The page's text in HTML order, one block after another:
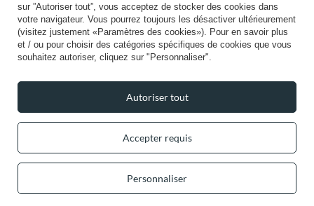
Vous pouvez nous faire confiance
sur ”Autoriser tout”, vous acceptez de stocker des cookies dans
votre navigateur. Vous pourrez toujours les désactiver ultérieurement
(visitez justement «Paramètres des cookies»). Pour en savoir plus
et / ou pour choisir des catégories spécifiques de cookies que vous
souhaitez autoriser, cliquez sur "Personnaliser".
Accepter requis
Personnaliser
Autoriser tout